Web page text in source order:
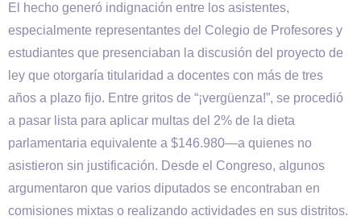
El hecho generó indignación entre los asistentes,
especialmente representantes del Colegio de Profesores y
estudiantes que presenciaban la discusión del proyecto de
ley que otorgaría titularidad a docentes con más de tres
años a plazo fijo. Entre gritos de “¡vergüenza!”, se procedió
a pasar lista para aplicar multas del 2% de la dieta
parlamentaria equivalente a $146.980—a quienes no
asistieron sin justificación. Desde el Congreso, algunos
argumentaron que varios diputados se encontraban en
comisiones mixtas o realizando actividades en sus distritos.